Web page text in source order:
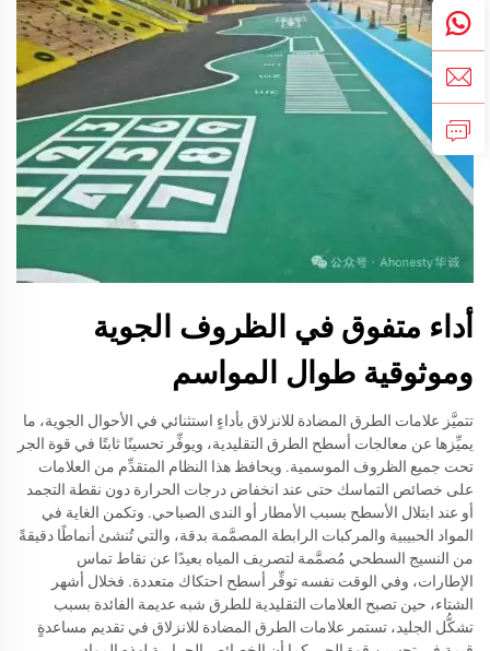
أداء متفوق في الظروف الجوية
وموثوقية طوال المواسم
تتميَّز علامات الطرق المضادة للانزلاق بأداءٍ استثنائي في الأحوال الجوية، ما
يميِّزها عن معالجات أسطح الطرق التقليدية، ويوفِّر تحسينًا ثابتًا في قوة الجر
تحت جميع الظروف الموسمية. ويحافظ هذا النظام المتقدِّم من العلامات
على خصائص التماسك حتى عند انخفاض درجات الحرارة دون نقطة التجمد
أو عند ابتلال الأسطح بسبب الأمطار أو الندى الصباحي. وتكمن الغاية في
المواد الحبيبية والمركبات الرابطة المصمَّمة بدقة، والتي تُنشئ أنماطًا دقيقةً
من النسيج السطحي مُصمَّمة لتصريف المياه بعيدًا عن نقاط تماس
الإطارات، وفي الوقت نفسه توفِّر أسطح احتكاك متعددة. فخلال أشهر
الشتاء، حين تصبح العلامات التقليدية للطرق شبه عديمة الفائدة بسبب
تشكُّل الجليد، تستمر علامات الطرق المضادة للانزلاق في تقديم مساعدةٍ